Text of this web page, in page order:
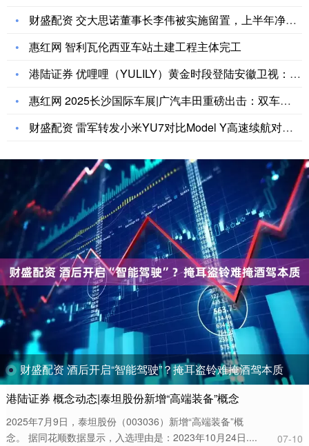
财盛配资 交大思诺董事长李伟被实施留置，上半年净利润同比下滑
惠红网 智利瓦伦西亚车站土建工程主体完工
港陆证券 优哩哩（YULILY）黄金时段登陆安徽卫视：开启美
惠红网 2025长沙国际车展|广汽丰田重磅出击：双车华中首发
财盛配资 雷军转发小米YU7对比Model Y高速续航对此测
财盛配资 酒后开启“智能驾驶”？掩耳盗铃难掩酒驾本质
港陆证券 概念动态|泰坦股份新增“高端装备”概念
2025年7月9日，泰坦股份（003036）新增“高端装备”概
念。 据同花顺数据显示，入选理由是：2023年10月24日....
07-10